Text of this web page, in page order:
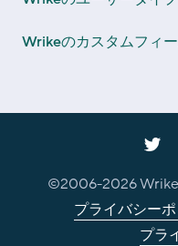
Wrikeのカスタムフィ
©2006-2026
プライバシー
プラ